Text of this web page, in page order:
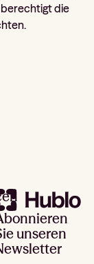
berechtigt die
unseren